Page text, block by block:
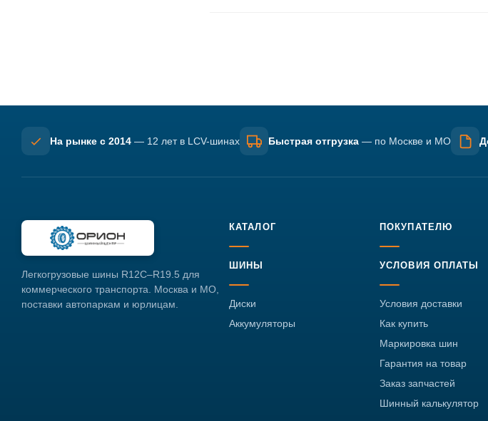
На рынке с 2014 — 12 лет в LCV-шинах Быстрая отгрузка — по Москве и МО
Легкогрузовые шины R12C–R19.5 для
коммерческого транспорта. Москва и МО,
поставки автопаркам и юрлицам.
КАТАЛОГ
ШИНЫ
Диски
Аккумуляторы
ПОКУПАТЕЛЮ
УСЛОВИЯ ОПЛАТЫ
Условия доставки
Как купить
Маркировка шин
Гарантия на товар
Заказ запчастей
Шинный калькулятор